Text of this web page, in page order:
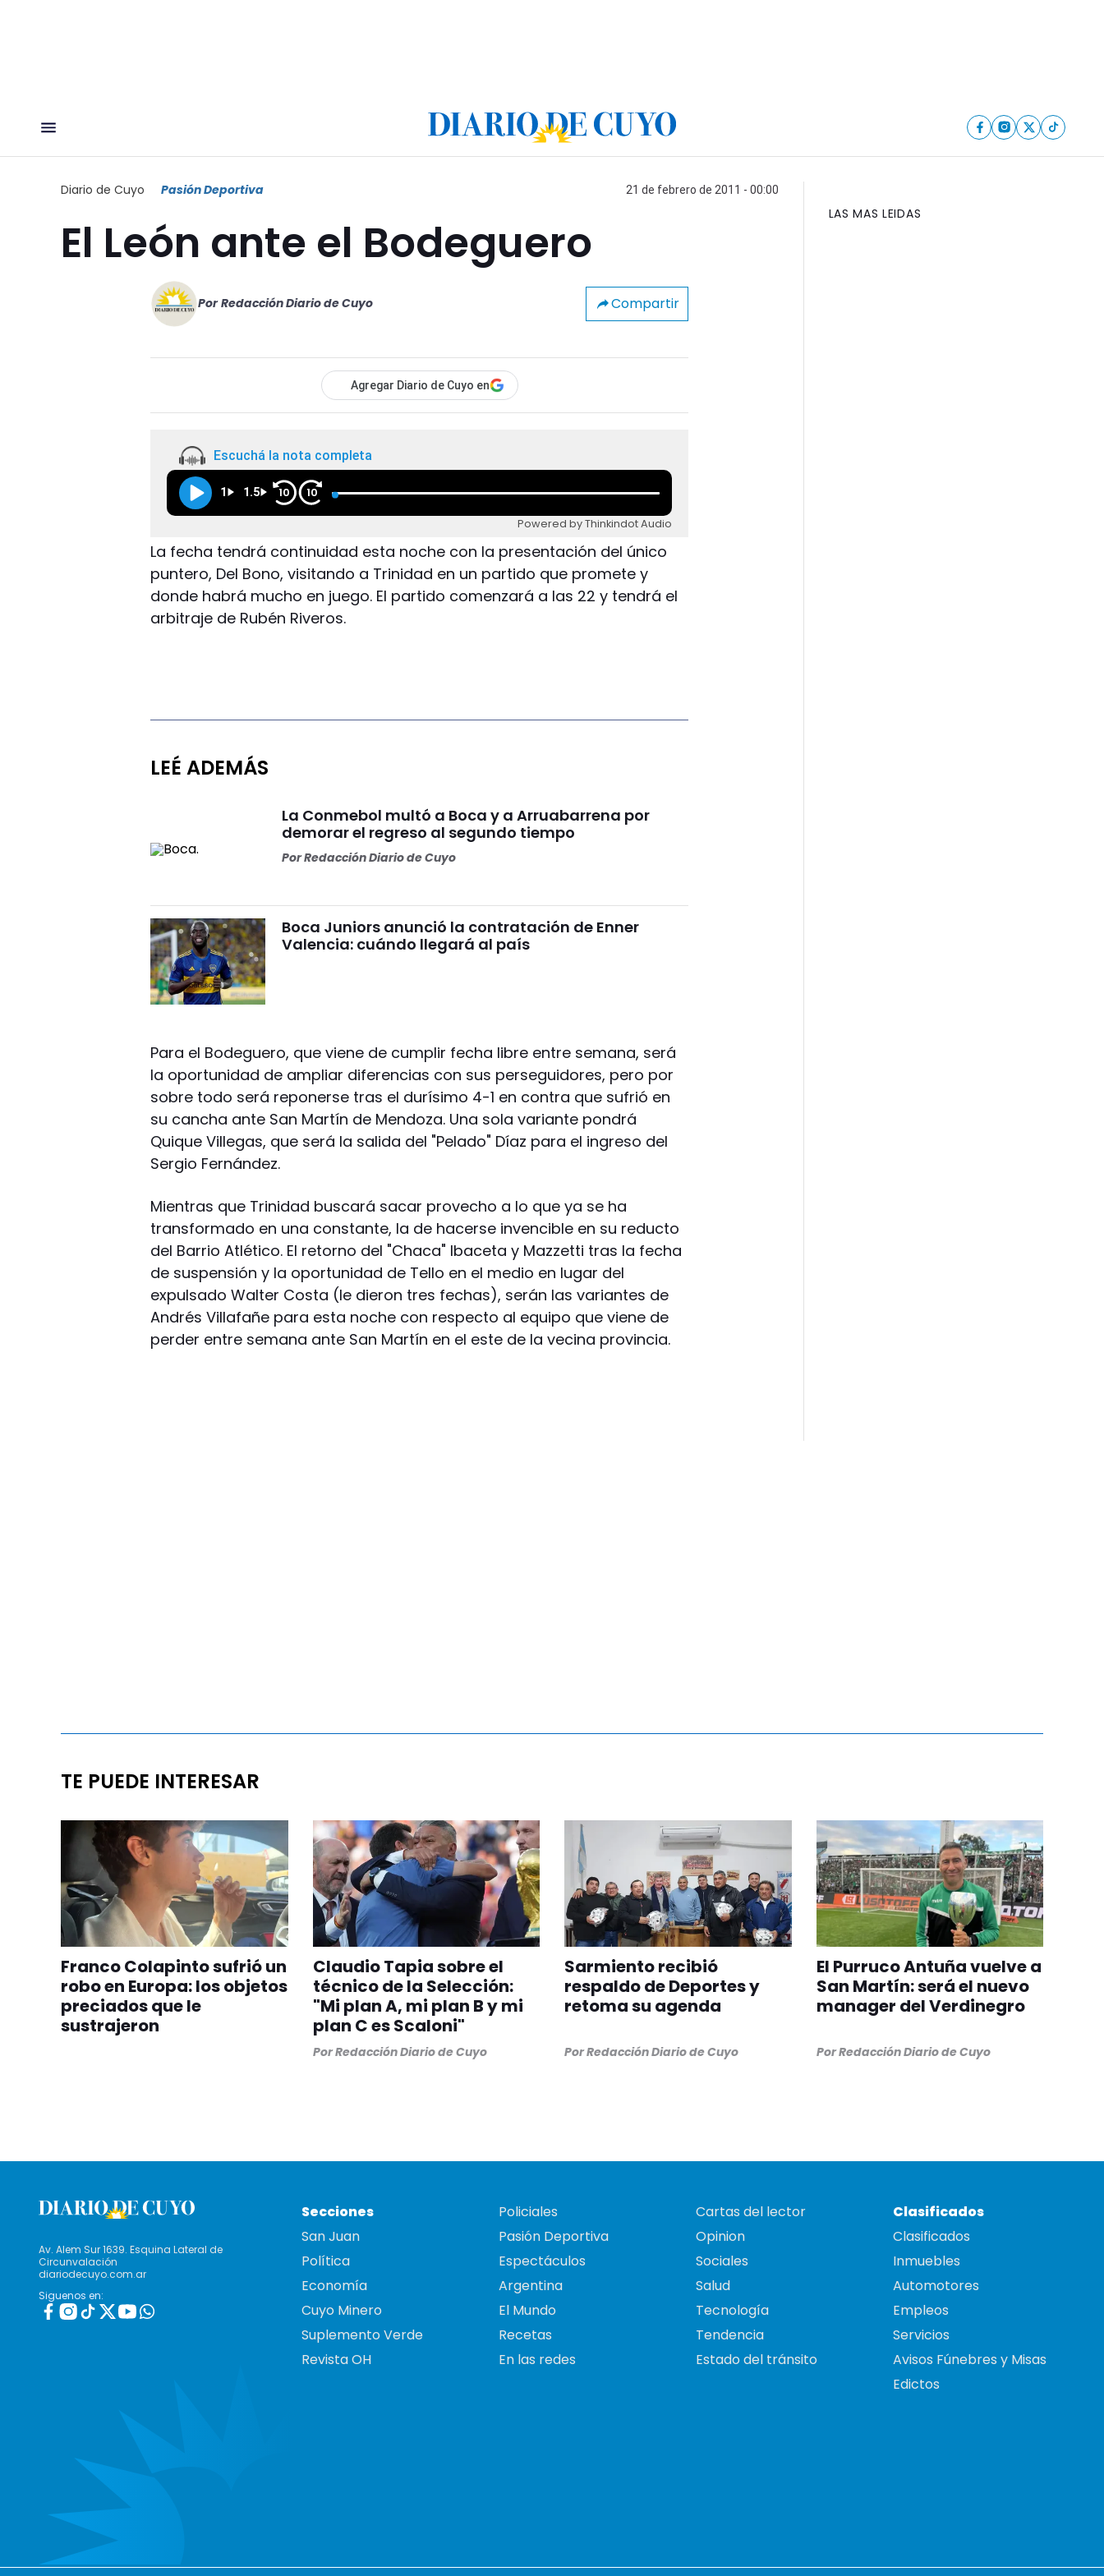
Diario de Cuyo Pasión Deportiva 21 de febrero de 2011 - 00:00
El León ante el Bodeguero
Por Redacción Diario de Cuyo Compartir
Agregar Diario de Cuyo en
Escuchá la nota completa
1 1.5 10 10
Powered by Thinkindot Audio
La fecha tendrá continuidad esta noche con la presentación del único
puntero, Del Bono, visitando a Trinidad en un partido que promete y
donde habrá mucho en juego. El partido comenzará a las 22 y tendrá el
arbitraje de Rubén Riveros.
LEÉ ADEMÁS
La Conmebol multó a Boca y a Arruabarrena por
demorar el regreso al segundo tiempo
PorRedacción Diario de Cuyo
Boca Juniors anunció la contratación de Enner
Valencia: cuándo llegará al país
Para el Bodeguero, que viene de cumplir fecha libre entre semana, será
la oportunidad de ampliar diferencias con sus perseguidores, pero por
sobre todo será reponerse tras el durísimo 4-1 en contra que sufrió en
su cancha ante San Martín de Mendoza. Una sola variante pondrá
Quique Villegas, que será la salida del "Pelado" Díaz para el ingreso del
Sergio Fernández.
Mientras que Trinidad buscará sacar provecho a lo que ya se ha
transformado en una constante, la de hacerse invencible en su reducto
del Barrio Atlético. El retorno del "Chaca" Ibaceta y Mazzetti tras la fecha
de suspensión y la oportunidad de Tello en el medio en lugar del
expulsado Walter Costa (le dieron tres fechas), serán las variantes de
Andrés Villafañe para esta noche con respecto al equipo que viene de
perder entre semana ante San Martín en el este de la vecina provincia.
LAS MAS LEIDAS
TE PUEDE INTERESAR
Franco Colapinto sufrió un
robo en Europa: los objetos
preciados que le
sustrajeron
Claudio Tapia sobre el
técnico de la Selección:
"Mi plan A, mi plan B y mi
plan C es Scaloni"
PorRedacción Diario de Cuyo
Sarmiento recibió
respaldo de Deportes y
retoma su agenda
PorRedacción Diario de Cuyo
El Purruco Antuña vuelve a
San Martín: será el nuevo
manager del Verdinegro
PorRedacción Diario de Cuyo
Av. Alem Sur 1639. Esquina Lateral de
Circunvalación
diariodecuyo.com.ar
Siguenos en:
Secciones
San Juan
Política
Economía
Cuyo Minero
Suplemento Verde
Revista OH
Policiales
Pasión Deportiva
Espectáculos
Argentina
El Mundo
Recetas
En las redes
Cartas del lector
Opinion
Sociales
Salud
Tecnología
Tendencia
Estado del tránsito
Clasificados
Clasificados
Inmuebles
Automotores
Empleos
Servicios
Avisos Fúnebres y Misas
Edictos